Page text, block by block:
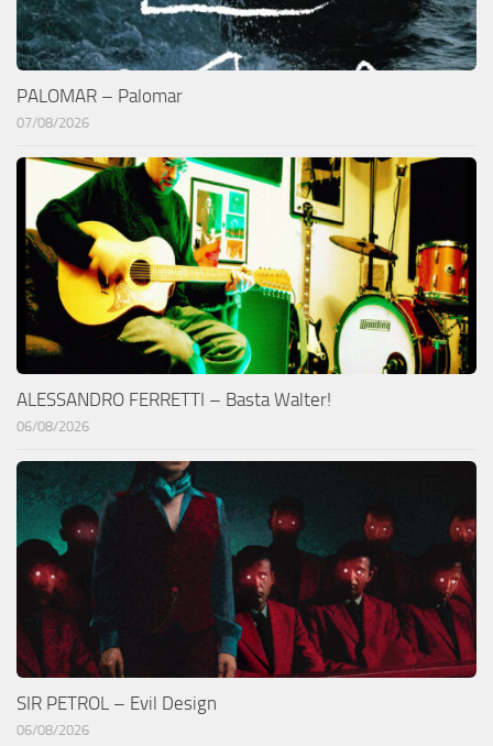
PALOMAR – Palomar
07/08/2026
ALESSANDRO FERRETTI – Basta Walter!
06/08/2026
SIR PETROL – Evil Design
06/08/2026